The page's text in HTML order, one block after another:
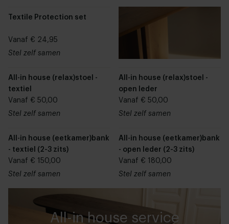
Textile Protection set
Vanaf € 24,95
Stel zelf samen
All-in house (relax)stoel -
textiel
Vanaf € 50,00
Stel zelf samen
All-in house (relax)stoel -
open leder
Vanaf € 50,00
Stel zelf samen
All-in house (eetkamer)bank
- textiel (2-3 zits)
Vanaf € 150,00
Stel zelf samen
All-in house (eetkamer)bank
- open leder (2-3 zits)
Vanaf € 180,00
Stel zelf samen
All-in house service